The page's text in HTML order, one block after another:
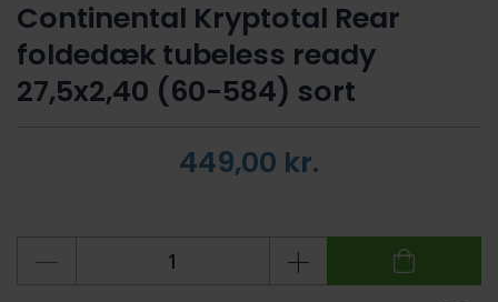
Continental Kryptotal Rear
foldedæk tubeless ready
27,5x2,40 (60-584) sort
449,00 kr.